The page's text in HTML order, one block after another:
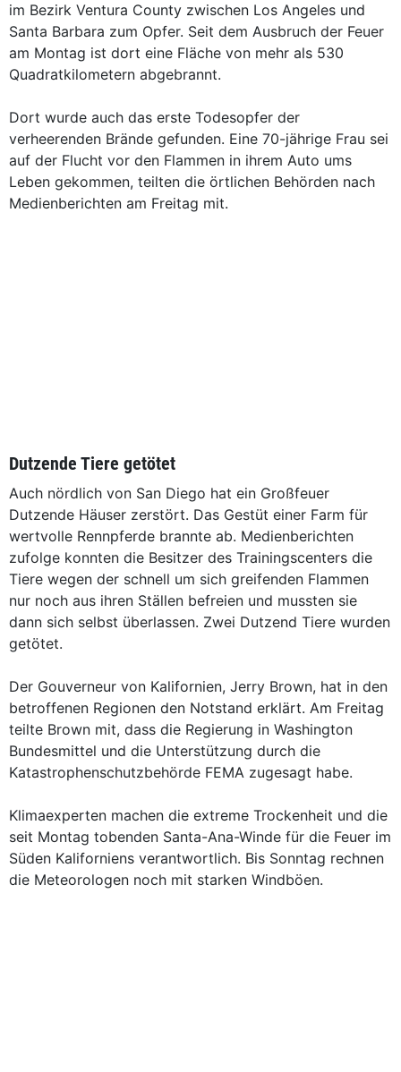
im Bezirk Ventura County zwischen Los Angeles und
Santa Barbara zum Opfer. Seit dem Ausbruch der Feuer
am Montag ist dort eine Fläche von mehr als 530
Quadratkilometern abgebrannt.
Dort wurde auch das erste Todesopfer der
verheerenden Brände gefunden. Eine 70-jährige Frau sei
auf der Flucht vor den Flammen in ihrem Auto ums
Leben gekommen, teilten die örtlichen Behörden nach
Medienberichten am Freitag mit.
Dutzende Tiere getötet
Auch nördlich von San Diego hat ein Großfeuer
Dutzende Häuser zerstört. Das Gestüt einer Farm für
wertvolle Rennpferde brannte ab. Medienberichten
zufolge konnten die Besitzer des Trainingscenters die
Tiere wegen der schnell um sich greifenden Flammen
nur noch aus ihren Ställen befreien und mussten sie
dann sich selbst überlassen. Zwei Dutzend Tiere wurden
getötet.
Der Gouverneur von Kalifornien, Jerry Brown, hat in den
betroffenen Regionen den Notstand erklärt. Am Freitag
teilte Brown mit, dass die Regierung in Washington
Bundesmittel und die Unterstützung durch die
Katastrophenschutzbehörde FEMA zugesagt habe.
Klimaexperten machen die extreme Trockenheit und die
seit Montag tobenden Santa-Ana-Winde für die Feuer im
Süden Kaliforniens verantwortlich. Bis Sonntag rechnen
die Meteorologen noch mit starken Windböen.